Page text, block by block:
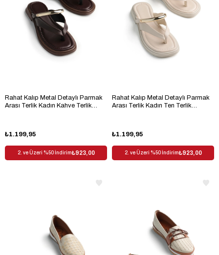
Rahat Kalıp Metal Detaylı Parmak
Arası Terlik Kadın Kahve Terlik
₺1.199,95
2. ve Üzeri %50 İndirim₺923,00
Rahat Kalıp Metal Detaylı Parmak
Arası Terlik Kadın Ten Terlik
₺1.199,95
2. ve Üzeri %50 İndirim₺923,00